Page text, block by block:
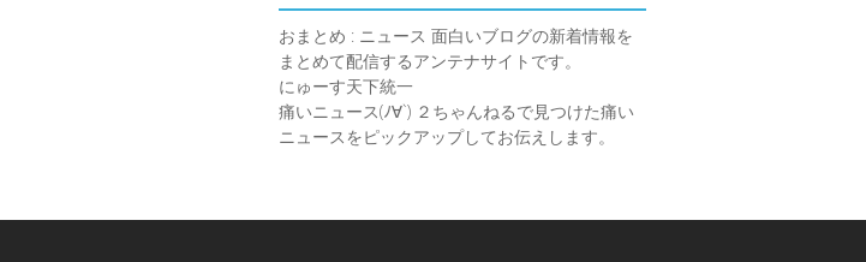
おまとめ : ニュース 面白いブログの新着情報を
まとめて配信するアンテナサイトです。
にゅーす天下統一
痛いニュース(ﾉ∀`) ２ちゃんねるで見つけた痛い
ニュースをピックアップしてお伝えします。